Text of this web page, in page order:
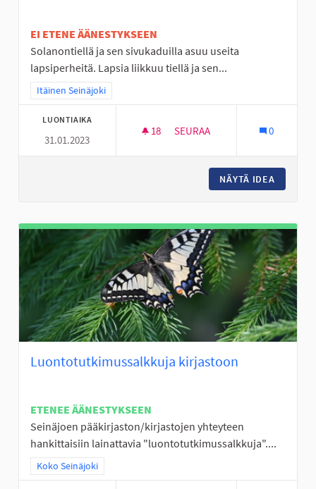
EI ETENE ÄÄNESTYKSEEN
Solanontiellä ja sen sivukaduilla asuu useita
lapsiperheitä. Lapsia liikkuu tiellä ja sen...
Rajaa tulokset teeman mukaan: Itäinen Seinäjoki
Itäinen Seinäjoki
LUONTIAIKA
31.01.2023
18 18 SEURAAJAA
SEURAA 0
NÄYTÄ IDEA
Luontotutkimussalkkuja kirjastoon
ETENEE ÄÄNESTYKSEEN
Seinäjoen pääkirjaston/kirjastojen yhteyteen
hankittaisiin lainattavia "luontotutkimussalkkuja"....
Rajaa tulokset teeman mukaan: Koko Seinäjoki
Koko Seinäjoki